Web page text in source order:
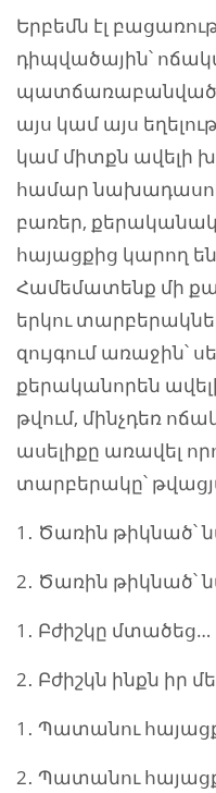
Երբեմն էլ
դիպվածային՝
այս կամ այս
կամ միտքն ավելի
համար
բառեր,
հայացքից կարող
Համեմատենք մի
երկու
զույգում առաջին՝
քերականորեն
թվում, մինչդեռ
ասելիքը առավել
տարբերակը՝
1․ Ծառին թիկնած՝
2․ Ծառին թիկնած՝
1․ Բժիշկը մտածեց…
2․ Բժիշկն ինքն իր
1․ Պատանու
2․ Պատանու